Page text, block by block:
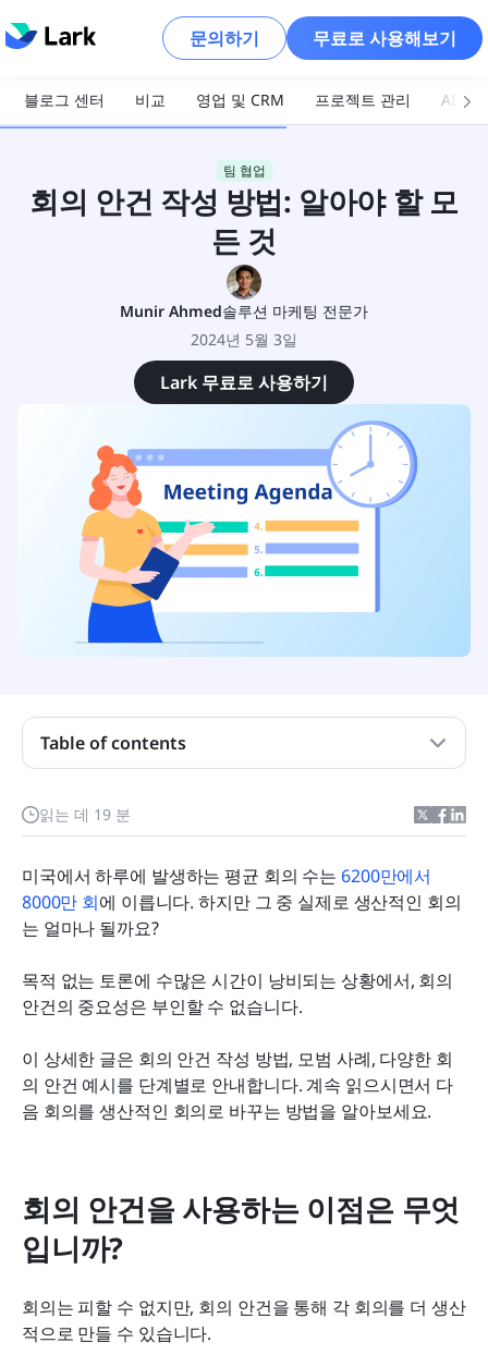
문의하기 무료로 사용해보기
블로그 센터 비교 영업 및 CRM 프로젝트 관리 AI 및
팀 협업
회의 안건 작성 방법: 알아야 할 모
든 것
Munir Ahmed솔루션 마케팅 전문가
2024년 5월 3일
Lark 무료로 사용하기
읽는 데 19 분
미국에서 하루에 발생하는 평균 회의 수는 6200만에서
8000만 회에 이릅니다. 하지만 그 중 실제로 생산적인 회의
는 얼마나 될까요?
목적 없는 토론에 수많은 시간이 낭비되는 상황에서, 회의
안건의 중요성은 부인할 수 없습니다.
이 상세한 글은 회의 안건 작성 방법, 모범 사례, 다양한 회
의 안건 예시를 단계별로 안내합니다. 계속 읽으시면서 다
음 회의를 생산적인 회의로 바꾸는 방법을 알아보세요.
회의 안건을 사용하는 이점은 무엇
입니까?
회의는 피할 수 없지만, 회의 안건을 통해 각 회의를 더 생산
적으로 만들 수 있습니다.
Table of contents
회의 안건을 사용하는 이점은 무엇입니까?
계
생산적인 회의 안건 5가지 예시
Lark Suite가 더 나은 의제 작성과 회의 개선에 어떻
회의 안건 작성에 관한 일반적인 자주 묻는 질문들
모든 비즈니스 회의에 Lark를 사용하세요